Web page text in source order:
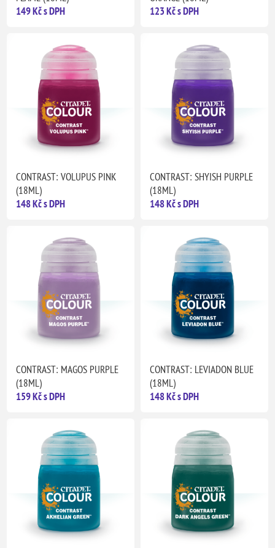
149 Kč s DPH
123 Kč s DPH
CONTRAST: VOLUPUS PINK
(18ML)
148 Kč s DPH
CONTRAST: SHYISH PURPLE
(18ML)
148 Kč s DPH
CONTRAST: MAGOS PURPLE
(18ML)
159 Kč s DPH
CONTRAST: LEVIADON BLUE
(18ML)
148 Kč s DPH